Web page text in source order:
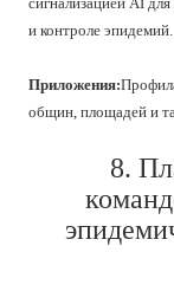
и контроле эпидемий.
Приложения:
общин, площадей и
8.